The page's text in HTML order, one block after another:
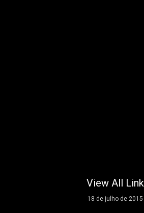
View All Link
18 de julho de 2015